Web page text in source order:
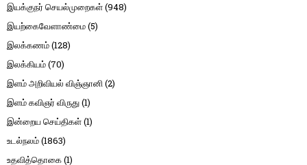
இயக்குநர் செயல்முறைகள்(948)
இயற்கைவேளாண்மை(5)
இலக்கணம்(128)
இலக்கியம்(70)
இளம் அறிவியல் விஞ்ஞானி(2)
இளம் கவிஞர் விருது(1)
இன்றைய செய்திகள்(1)
உடல்நலம்(1863)
உதவித்தொகை(1)